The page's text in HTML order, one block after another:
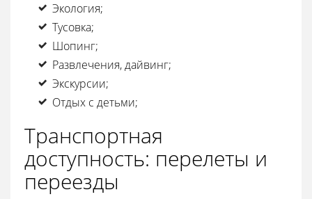
Экология;
Тусовка;
Шопинг;
Развлечения, дайвинг;
Экскурсии;
Отдых с детьми;
Транспортная
доступность: перелеты и
переезды